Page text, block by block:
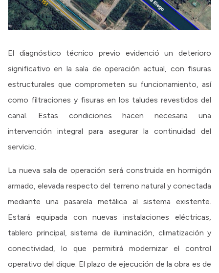
El diagnóstico técnico previo evidenció un deterioro
significativo en la sala de operación actual, con fisuras
estructurales que comprometen su funcionamiento, así
como filtraciones y fisuras en los taludes revestidos del
canal. Estas condiciones hacen necesaria una
intervención integral para asegurar la continuidad del
servicio.
La nueva sala de operación será construida en hormigón
armado, elevada respecto del terreno natural y conectada
mediante una pasarela metálica al sistema existente.
Estará equipada con nuevas instalaciones eléctricas,
tablero principal, sistema de iluminación, climatización y
conectividad, lo que permitirá modernizar el control
operativo del dique. El plazo de ejecución de la obra es de